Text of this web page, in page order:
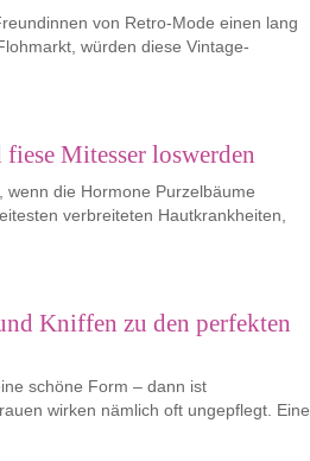
von Retro-Mode einen lang
würden diese Vintage-
Mitesser loswerden
die Hormone Purzelbäume
verbreiteten Hautkrankheiten,
Kniffen zu den perfekten
schöne Form – dann ist
wirken nämlich oft ungepflegt. Eine